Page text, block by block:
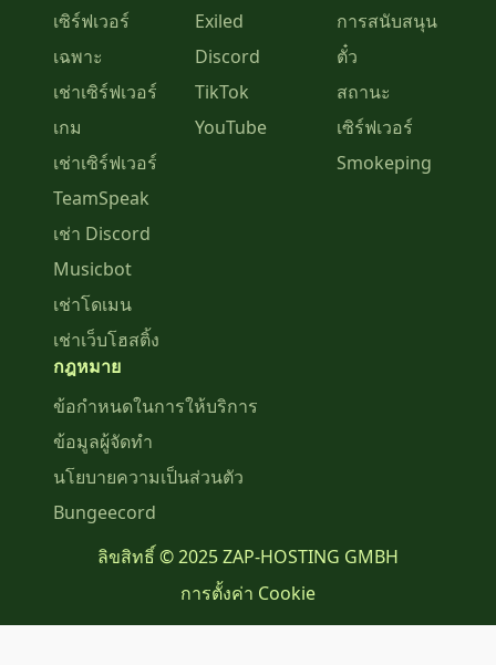
เซิร์ฟเวอร์
เฉพาะ
เช่าเซิร์ฟเวอร์
เกม
เช่าเซิร์ฟเวอร์
TeamSpeak
เช่า Discord
Musicbot
เช่าโดเมน
เช่าเว็บโฮสติ้ง
Exiled
Discord
TikTok
YouTube
การสนับสนุน
ตั๋ว
สถานะ
เซิร์ฟเวอร์
Smokeping
กฎหมาย
ข้อกำหนดในการให้บริการ
ข้อมูลผู้จัดทำ
นโยบายความเป็นส่วนตัว
Bungeecord
ลิขสิทธิ์ © 2025 ZAP-HOSTING GMBH
การตั้งค่า Cookie